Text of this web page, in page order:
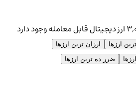
ارزها
ارزان ترین ارزها
ضرر ده ترین ارزها